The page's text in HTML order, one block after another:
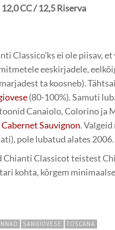
12,0 CC / 12,5 Riserva
Classico’ks ei ole piisav,
eeskirjadele,
ta koosneb).
(80-100%). Samuti
Canaiolo, Colorino ja
Cabernet Sauvignon.
pole lubatud alates
Chianti Classicot teistest
kohta, kõrgem
SANGIOVESE TOSCANA